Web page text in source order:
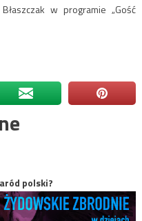
w programie „Gość
polski?